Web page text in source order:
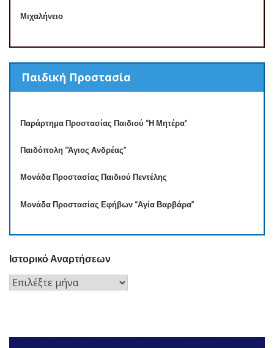
Μιχαλήνειο
Παιδική Προστασία
Παράρτημα Προστασίας Παιδιού “Η Μητέρα”
Παιδόπολη “Άγιος Ανδρέας”
Μονάδα Προστασίας Παιδιού Πεντέλης
Μονάδα Προστασίας Εφήβων “Αγία Βαρβάρα”
Ιστορικό Αναρτήσεων
Ιστορικό